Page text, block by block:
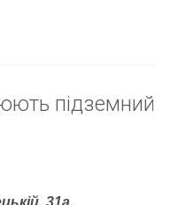
підземний
31а,